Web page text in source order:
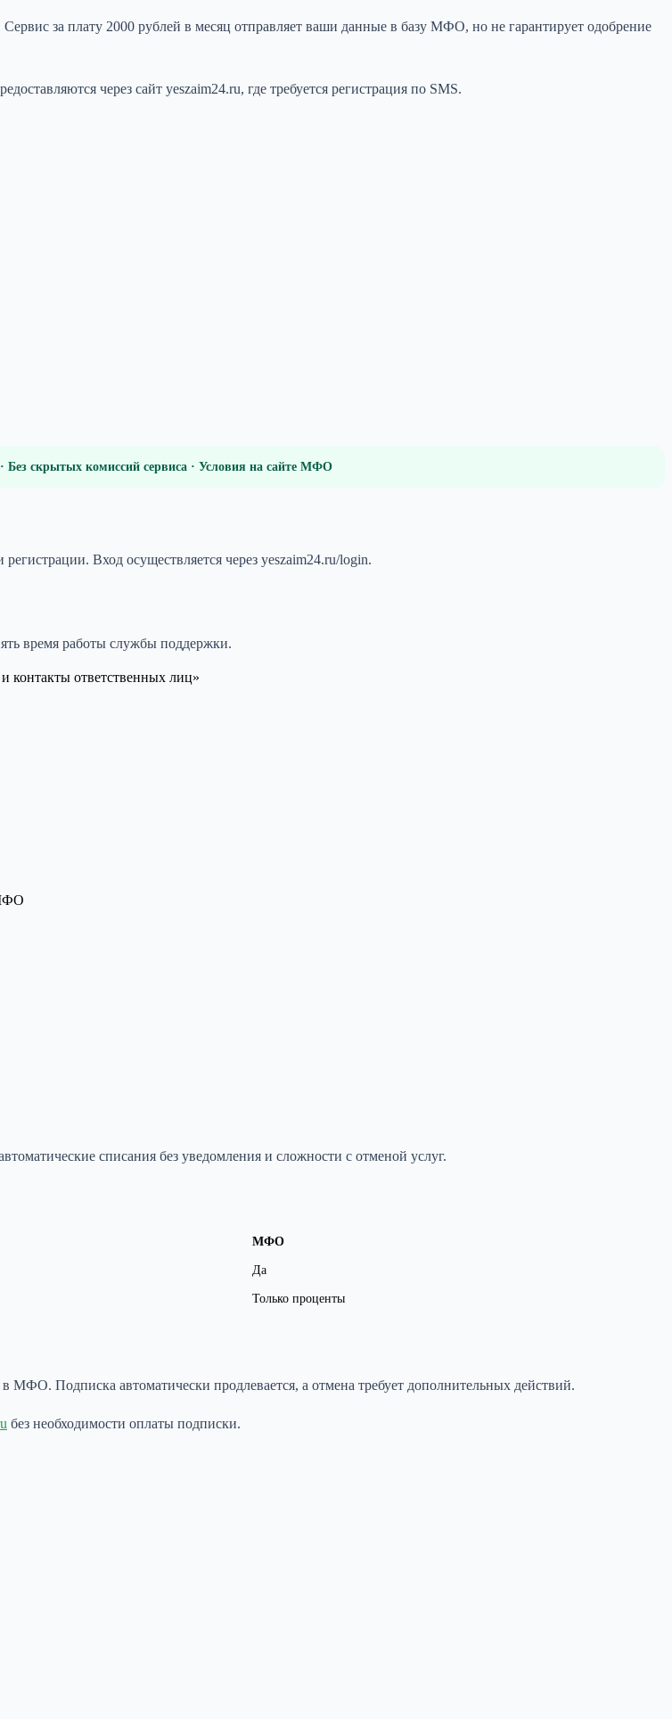
за плату 2000 рублей в месяц отправляет ваши данные в базу МФО, но не гарантирует одобрение
через сайт yeszaim24.ru, где требуется регистрация по SMS.
скрытых комиссий сервиса · Условия на сайте МФО
Вход осуществляется через yeszaim24.ru/login.
время работы службы поддержки.
контакты ответственных лиц»
списания без уведомления и сложности с отменой услуг.
МФО
Да
Только проценты
Подписка автоматически продлевается, а отмена требует дополнительных действий.
без необходимости оплаты подписки.